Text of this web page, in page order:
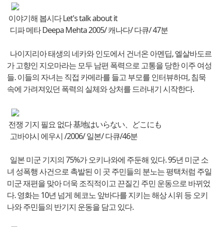
이야기해 봅시다 Let's talk about it
디파 메타 Deepa Mehta 2005/ 캐나다/ 다큐/ 47분
나이지리아 태생의 네카와 인도에서 건너온 아멘딥, 엘살바도르
가 고향인 지오마라는 모두 남편 폭력으로 고통을 당한 이주 여성
들. 이들의 자녀는 직접 카메라를 들고 부모를 인터뷰하며, 침묵
속에 가려져있던 폭력의 실체와 상처를 드러내기 시작한다.
전쟁 기지 필요 없다 基地はいらない、どこにも
고바야시 에우시 /2006/ 일본/ 다큐/46분
일본 미군 기지의 75%가 오키나와에 주둔해 있다. 95년 미군 소
녀 성폭행 사건으로 촉발된 이 곳 주민들의 분노는 평택처럼 주일
미군 재편을 맞아 더욱 조직적이고 끈질긴 주민 운동으로 바뀌었
다. 영화는 10년 넘게 헤코노 앞바다를 지키는 해상 시위 등 오키
나와 주민들의 반기지 운동을 담고 있다.